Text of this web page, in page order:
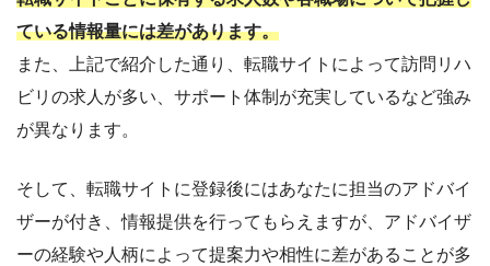
ている情報量には差があります。
また、上記で紹介した通り、転職サイトによって訪問リハ
ビリの求人が多い、サポート体制が充実しているなど強み
が異なります。
そして、転職サイトに登録後にはあなたに担当のアドバイ
ザーが付き、情報提供を行ってもらえますが、アドバイザ
ーの経験や人柄によって提案力や相性に差があることが多